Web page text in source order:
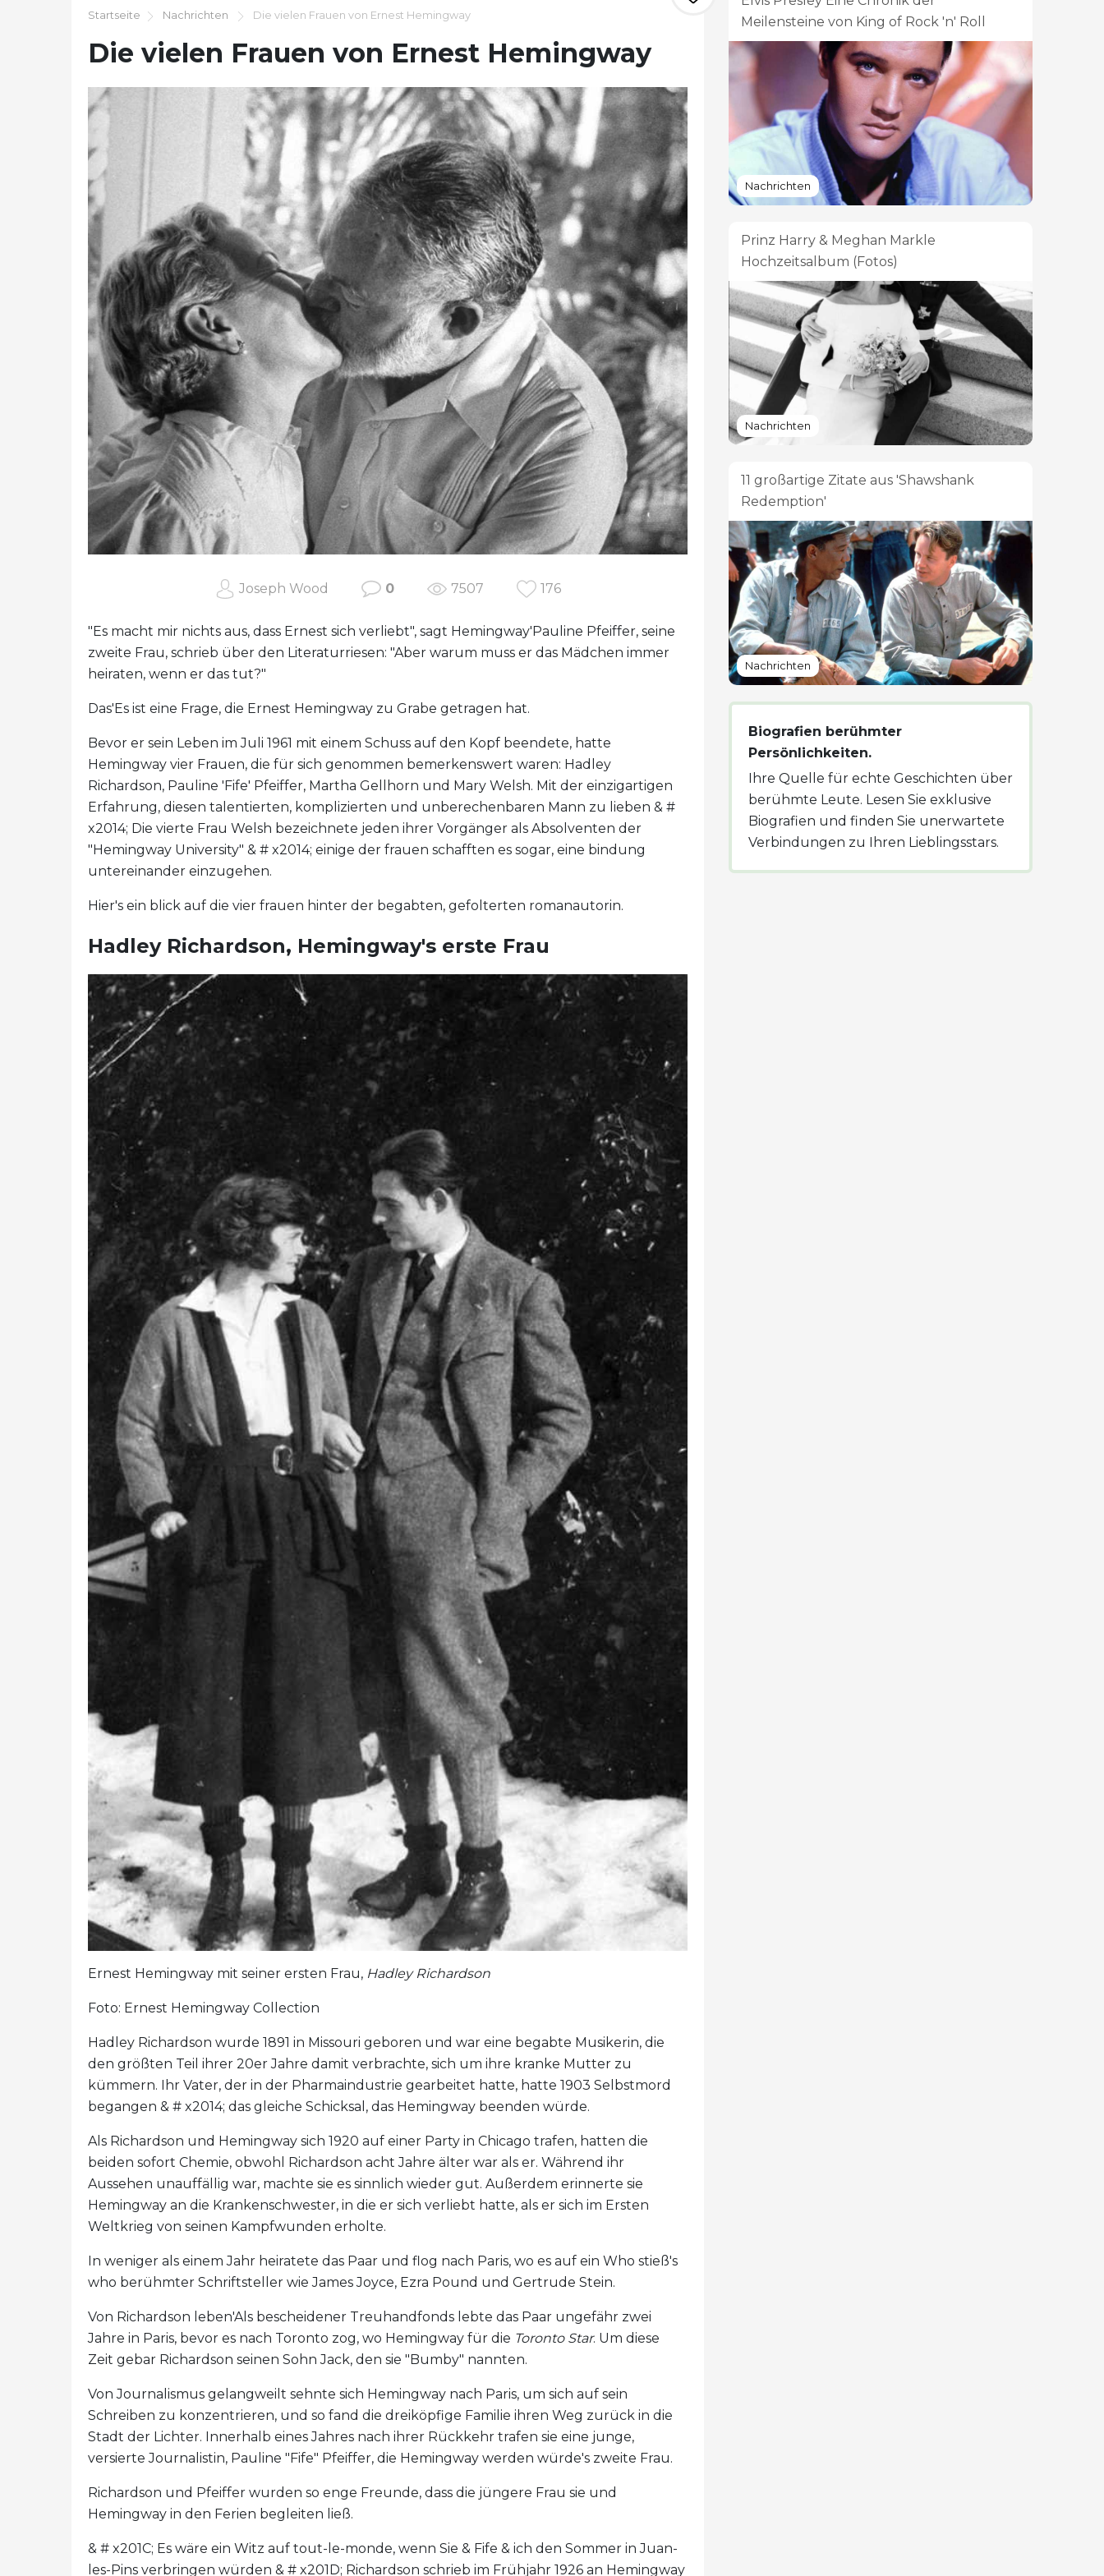
Startseite Nachrichten Die vielen Frauen von Ernest Hemingway
Die vielen Frauen von Ernest Hemingway
Joseph Wood 0 7507 176
"Es macht mir nichts aus, dass Ernest sich verliebt", sagt Hemingway'Pauline Pfeiffer, seine
zweite Frau, schrieb über den Literaturriesen: "Aber warum muss er das Mädchen immer
heiraten, wenn er das tut?"
Das'Es ist eine Frage, die Ernest Hemingway zu Grabe getragen hat.
Bevor er sein Leben im Juli 1961 mit einem Schuss auf den Kopf beendete, hatte
Hemingway vier Frauen, die für sich genommen bemerkenswert waren: Hadley
Richardson, Pauline 'Fife' Pfeiffer, Martha Gellhorn und Mary Welsh. Mit der einzigartigen
Erfahrung, diesen talentierten, komplizierten und unberechenbaren Mann zu lieben & #
x2014; Die vierte Frau Welsh bezeichnete jeden ihrer Vorgänger als Absolventen der
"Hemingway University" & # x2014; einige der frauen schafften es sogar, eine bindung
untereinander einzugehen.
Hier's ein blick auf die vier frauen hinter der begabten, gefolterten romanautorin.
Hadley Richardson, Hemingway's erste Frau
Ernest Hemingway mit seiner ersten Frau, Hadley Richardson
Foto: Ernest Hemingway Collection
Hadley Richardson wurde 1891 in Missouri geboren und war eine begabte Musikerin, die
den größten Teil ihrer 20er Jahre damit verbrachte, sich um ihre kranke Mutter zu
kümmern. Ihr Vater, der in der Pharmaindustrie gearbeitet hatte, hatte 1903 Selbstmord
begangen & # x2014; das gleiche Schicksal, das Hemingway beenden würde.
Als Richardson und Hemingway sich 1920 auf einer Party in Chicago trafen, hatten die
beiden sofort Chemie, obwohl Richardson acht Jahre älter war als er. Während ihr
Aussehen unauffällig war, machte sie es sinnlich wieder gut. Außerdem erinnerte sie
Hemingway an die Krankenschwester, in die er sich verliebt hatte, als er sich im Ersten
Weltkrieg von seinen Kampfwunden erholte.
In weniger als einem Jahr heiratete das Paar und flog nach Paris, wo es auf ein Who stieß's
who berühmter Schriftsteller wie James Joyce, Ezra Pound und Gertrude Stein.
Von Richardson leben'Als bescheidener Treuhandfonds lebte das Paar ungefähr zwei
Jahre in Paris, bevor es nach Toronto zog, wo Hemingway für die Toronto Star. Um diese
Zeit gebar Richardson seinen Sohn Jack, den sie "Bumby" nannten.
Von Journalismus gelangweilt sehnte sich Hemingway nach Paris, um sich auf sein
Schreiben zu konzentrieren, und so fand die dreiköpfige Familie ihren Weg zurück in die
Stadt der Lichter. Innerhalb eines Jahres nach ihrer Rückkehr trafen sie eine junge,
versierte Journalistin, Pauline "Fife" Pfeiffer, die Hemingway werden würde's zweite Frau.
Richardson und Pfeiffer wurden so enge Freunde, dass die jüngere Frau sie und
Hemingway in den Ferien begleiten ließ.
& # x201C; Es wäre ein Witz auf tout-le-monde, wenn Sie & Fife & ich den Sommer in Juan-
les-Pins verbringen würden & # x201D; Richardson schrieb im Frühjahr 1926 an Hemingway
Meilensteine ​​von King of Rock 'n' Roll
Nachrichten
Prinz Harry & Meghan Markle
Hochzeitsalbum (Fotos)
Nachrichten
11 großartige Zitate aus 'Shawshank
Redemption'
Nachrichten
Biografien berühmter
Persönlichkeiten.
Ihre Quelle für echte Geschichten über
berühmte Leute. Lesen Sie exklusive
Biografien und finden Sie unerwartete
Verbindungen zu Ihren Lieblingsstars.